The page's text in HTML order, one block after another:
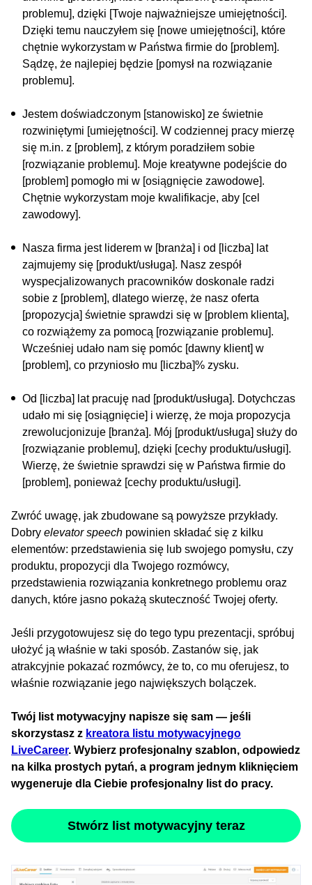
problemu], dzięki [Twoje najważniejsze umiejętności].
Dzięki temu nauczyłem się [nowe umiejętności], które
chętnie wykorzystam w Państwa firmie do [problem].
Sądzę, że najlepiej będzie [pomysł na rozwiązanie
problemu].
Jestem doświadczonym [stanowisko] ze świetnie
rozwiniętymi [umiejętności]. W codziennej pracy mierzę
się m.in. z [problem], z którym poradziłem sobie
[rozwiązanie problemu]. Moje kreatywne podejście do
[problem] pomogło mi w [osiągnięcie zawodowe].
Chętnie wykorzystam moje kwalifikacje, aby [cel
zawodowy].
Nasza firma jest liderem w [branża] i od [liczba] lat
zajmujemy się [produkt/usługa]. Nasz zespół
wyspecjalizowanych pracowników doskonale radzi
sobie z [problem], dlatego wierzę, że nasz oferta
[propozycja] świetnie sprawdzi się w [problem klienta],
co rozwiążemy za pomocą [rozwiązanie problemu].
Wcześniej udało nam się pomóc [dawny klient] w
[problem], co przyniosło mu [liczba]% zysku.
Od [liczba] lat pracuję nad [produkt/usługa]. Dotychczas
udało mi się [osiągnięcie] i wierzę, że moja propozycja
zrewolucjonizuje [branża]. Mój [produkt/usługa] służy do
[rozwiązanie problemu], dzięki [cechy produktu/usługi].
Wierzę, że świetnie sprawdzi się w Państwa firmie do
[problem], ponieważ [cechy produktu/usługi].
Zwróć uwagę, jak zbudowane są powyższe przykłady.
Dobry elevator speech powinien składać się z kilku
elementów: przedstawienia się lub swojego pomysłu, czy
produktu, propozycji dla Twojego rozmówcy,
przedstawienia rozwiązania konkretnego problemu oraz
danych, które jasno pokażą skuteczność Twojej oferty.
Jeśli przygotowujesz się do tego typu prezentacji, spróbuj
ułożyć ją właśnie w taki sposób. Zastanów się, jak
atrakcyjnie pokazać rozmówcy, że to, co mu oferujesz, to
właśnie rozwiązanie jego największych bolączek.
Twój list motywacyjny napisze się sam — jeśli
skorzystasz z kreatora listu motywacyjnego
LiveCareer. Wybierz profesjonalny szablon, odpowiedz
na kilka prostych pytań, a program jednym kliknięciem
wygeneruje dla Ciebie profesjonalny list do pracy.
Stwórz list motywacyjny teraz